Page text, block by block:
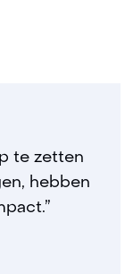
te zetten
hebben